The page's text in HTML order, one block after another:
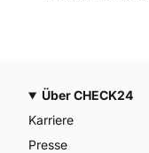
Über CHECK24
Karriere
Presse